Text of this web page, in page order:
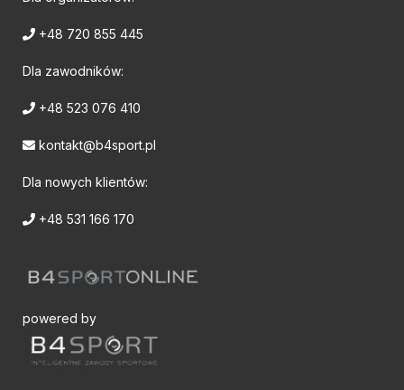
+48 720 855 445
Dla zawodników:
+48 523 076 410
kontakt@b4sport.pl
Dla nowych klientów:
+48 531 166 170
powered by